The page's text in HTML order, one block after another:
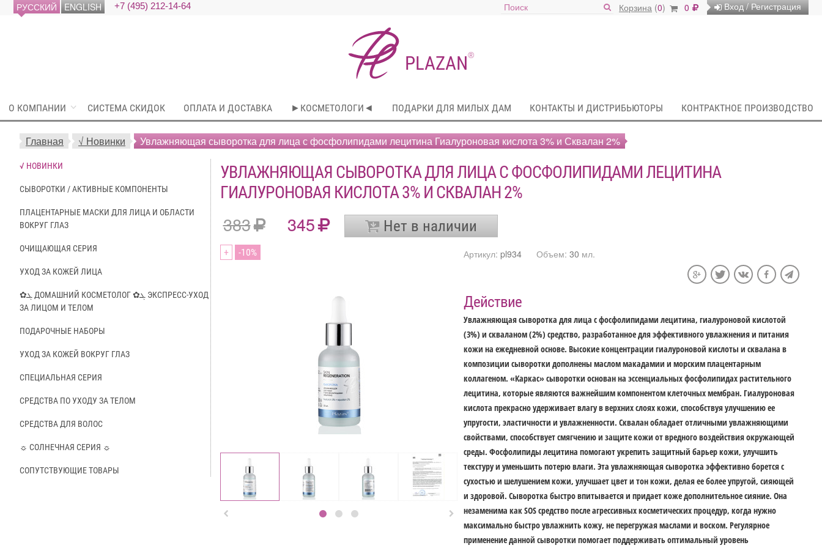
РУССКИЙ ENGLISH +7 (495) 212-14-64 Корзина (0) 0 Вход / Регистрация
PLAZAN®
О КОМПАНИИ СИСТЕМА СКИДОК ОПЛАТА И ДОСТАВКА ►КОСМЕТОЛОГИ◄ ПОДАРКИ ДЛЯ МИЛЫХ ДАМ КОНТАКТЫ И ДИСТРИБЬЮТОРЫ КОНТРАКТНОЕ ПРОИЗВОДСТВО
Главная √ Новинки Увлажняющая сыворотка для лица с фосфолипидами лецитина Гиалуроновая кислота 3% и Сквалан 2%
√ НОВИНКИ
СЫВОРОТКИ / АКТИВНЫЕ КОМПОНЕНТЫ
ПЛАЦЕНТАРНЫЕ МАСКИ ДЛЯ ЛИЦА И ОБЛАСТИ
ВОКРУГ ГЛАЗ
ОЧИЩАЮЩАЯ СЕРИЯ
УХОД ЗА КОЖЕЙ ЛИЦА
✿ܓ ДОМАШНИЙ КОСМЕТОЛОГ ✿ܓ ЭКСПРЕСС-УХОД
ЗА ЛИЦОМ И ТЕЛОМ
ПОДАРОЧНЫЕ НАБОРЫ
УХОД ЗА КОЖЕЙ ВОКРУГ ГЛАЗ
СПЕЦИАЛЬНАЯ СЕРИЯ
СРЕДСТВА ПО УХОДУ ЗА ТЕЛОМ
СРЕДСТВА ДЛЯ ВОЛОС
☼ СОЛНЕЧНАЯ СЕРИЯ ☼
СОПУТСТВУЮЩИЕ ТОВАРЫ
УВЛАЖНЯЮЩАЯ СЫВОРОТКА ДЛЯ ЛИЦА С ФОСФОЛИПИДАМИ ЛЕЦИТИНА
ГИАЛУРОНОВАЯ КИСЛОТА 3% И СКВАЛАН 2%
383 345 Нет в наличии
+ 10
 
Артикул:pl934 Объем:30 мл.
Действие
Увлажняющая сыворотка для лица с фосфолипидами лецитина, гиалуроновой кислотой
(3%) и скваланом (2%) средство, разработанное для эффективного увлажнения и питания
кожи на ежедневной основе. Высокие концентрации гиалуроновой кислоты и сквалана в
композиции сыворотки дополнены маслом макадамии и морским плацентарным
коллагеном. «Каркас» сыворотки основан на эссенциальных фосфолипидах растительного
лецитина, которые являются важнейшим компонентом клеточных мембран. Гиалуроновая
кислота прекрасно удерживает влагу в верхних слоях кожи, способствуя улучшению ее
упругости, эластичности и увлажненности. Сквалан обладает отличными увлажняющими
свойствами, способствует смягчению и защите кожи от вредного воздействия окружающей
среды. Фосфолипиды лецитина помогают укрепить защитный барьер кожи, улучшить
текстуру и уменьшить потерю влаги. Эта увлажняющая сыворотка эффективно борется с
сухостью и шелушением кожи, улучшает цвет и тон кожи, делая ее более упругой, сияющей
и здоровой. Сыворотка быстро впитывается и придает коже дополнительное сияние. Она
незаменима как SOS средство после агрессивных косметических процедур, когда нужно
максимально быстро увлажнить кожу, не перегружая маслами и воском. Регулярное
применение данной сыворотки помогает поддерживать оптимальный уровень